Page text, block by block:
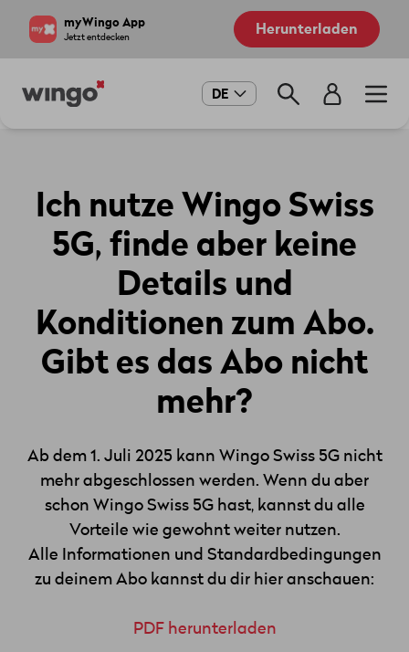
myWingo App
Jetzt entdecken Herunterladen
Main
DE
Ich nutze Wingo Swiss
5G, finde aber keine
Details und
Konditionen zum Abo.
Gibt es das Abo nicht
mehr?
Ab dem 1. Juli 2025 kann Wingo Swiss 5G nicht
mehr abgeschlossen werden. Wenn du aber
schon Wingo Swiss 5G hast, kannst du alle
Vorteile wie gewohnt weiter nutzen.
Alle Informationen und Standardbedingungen
zu deinem Abo kannst du dir hier anschauen:
PDF herunterladen